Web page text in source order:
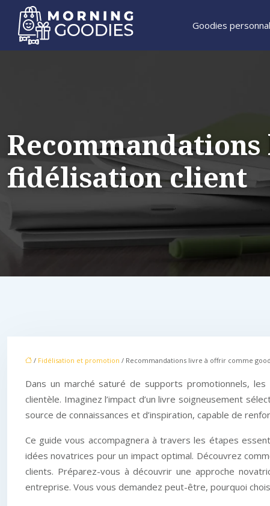
Goodies
fidélisation client
/ Fidélisation et promotion / Recommandations livre à offrir comme
Dans un marché saturé de supports promotionnels,
clientèle. Imaginez l’impact d’un livre soigneusement
source de connaissances et d’inspiration, capable de
Ce guide vous accompagnera à travers les étapes
idées novatrices pour un impact optimal. Découvrez
clients. Préparez-vous à découvrir une approche
entreprise. Vous vous demandez peut-être, pourquoi